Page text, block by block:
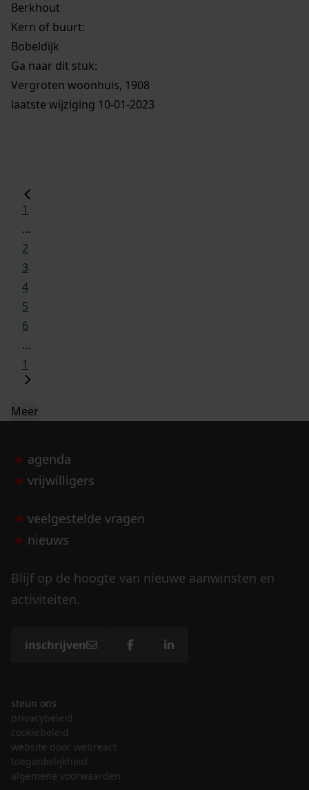
Berkhout
Kern of buurt:
Bobeldijk
Ga naar dit stuk:
Vergroten woonhuis, 1908
laatste wijziging 10-01-2023
1
...
2
3
4
5
6
...
1
Meer
agenda
vrijwilligers
veelgestelde vragen
nieuws
Blijf op de hoogte van nieuwe aanwinsten en
activiteiten.
inschrijven
steun ons
privacybeleid
cookiebeleid
website door webreact
toegankelijkheid
algemene voorwaarden